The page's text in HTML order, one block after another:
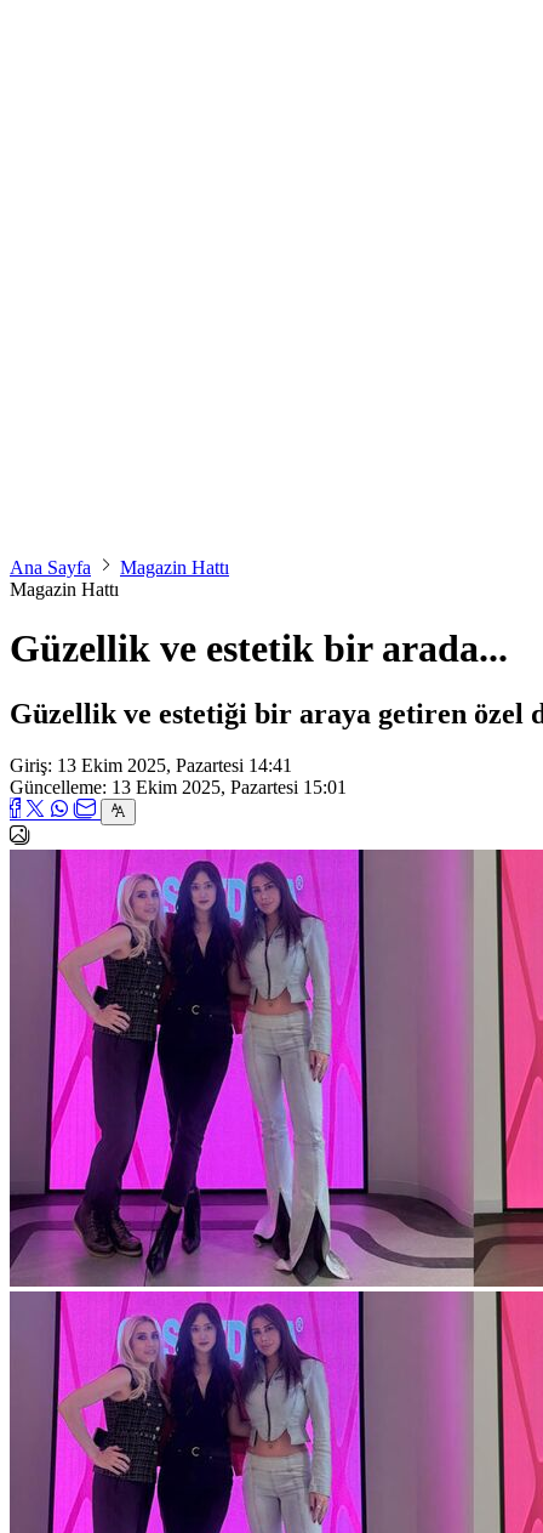
Ana Sayfa
Magazin Hattı
Magazin Hattı
Güzellik ve estetik bir arada...
Güzellik ve estetiği bir araya getiren özel
Giriş: 13 Ekim 2025, Pazartesi 14:41
Güncelleme: 13 Ekim 2025, Pazartesi 15:01